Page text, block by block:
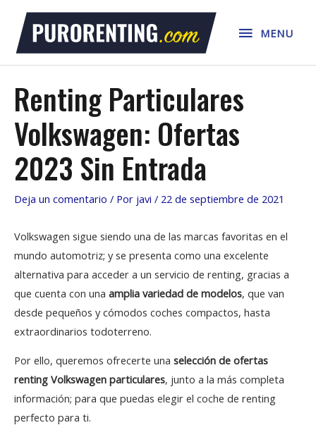
contenido
MENU
MENU
Renting Particulares
Volkswagen: Ofertas
2023 Sin Entrada
Deja un comentario / Por javi / 22 de septiembre de 2021
Volkswagen sigue siendo una de las marcas favoritas en el
mundo automotriz; y se presenta como una excelente
alternativa para acceder a un servicio de renting, gracias a
que cuenta con una amplia variedad de modelos, que van
desde pequeños y cómodos coches compactos, hasta
extraordinarios todoterreno.
Por ello, queremos ofrecerte una selección de ofertas
renting Volkswagen particulares, junto a la más completa
información; para que puedas elegir el coche de renting
perfecto para ti.